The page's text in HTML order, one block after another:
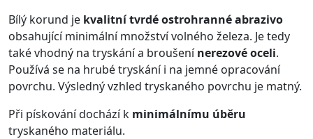
Bílý korund je kvalitní tvrdé ostrohranné abrazivo
obsahující minimální množství volného železa. Je tedy
také vhodný na tryskání a broušenínerezové oceli.
Používá se na hrubé tryskání i na jemné opracování
povrchu. Výsledný vzhled tryskaného povrchu je matný.
Při pískování dochází k minimálnímu úběru
tryskaného materiálu.